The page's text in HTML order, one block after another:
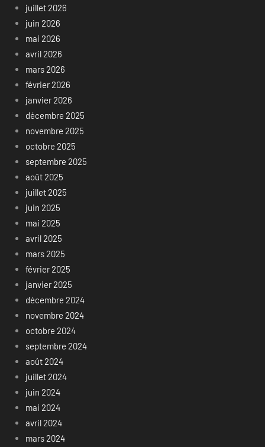
juillet 2026
juin 2026
mai 2026
avril 2026
mars 2026
février 2026
janvier 2026
décembre 2025
novembre 2025
octobre 2025
septembre 2025
août 2025
juillet 2025
juin 2025
mai 2025
avril 2025
mars 2025
février 2025
janvier 2025
décembre 2024
novembre 2024
octobre 2024
septembre 2024
août 2024
juillet 2024
juin 2024
mai 2024
avril 2024
mars 2024